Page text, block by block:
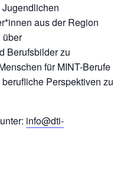
aus der Region
über
Berufsbilder zu
für MINT-Berufe
Perspektiven zu
info@dti-